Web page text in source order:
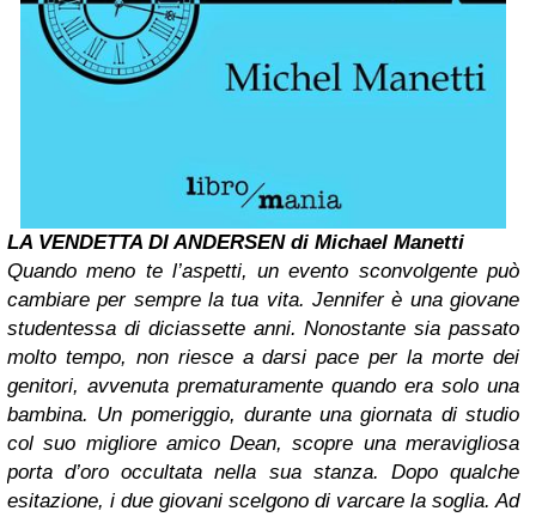
LA VENDETTA DI ANDERSEN di Michael Manetti
Quando meno te l’aspetti, un evento sconvolgente può
cambiare per sempre la tua vita. Jennifer è una giovane
studentessa di diciassette anni. Nonostante sia passato
molto tempo, non riesce a darsi pace per la morte dei
genitori, avvenuta prematuramente quando era solo una
bambina. Un pomeriggio, durante una giornata di studio
col suo migliore amico Dean, scopre una meravigliosa
porta d’oro occultata nella sua stanza. Dopo qualche
esitazione, i due giovani scelgono di varcare la soglia. Ad